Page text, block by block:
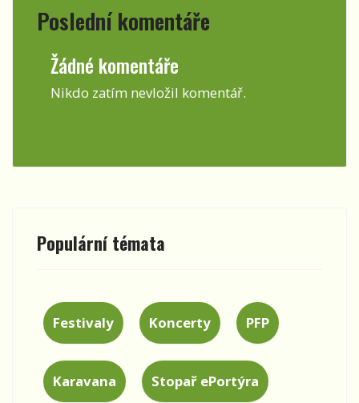
Poslední komentáře
Žádné komentáře
Nikdo zatím nevložil komentář.
Populární témata
Festivaly Koncerty PFP
Karavana Stopař ePortýra